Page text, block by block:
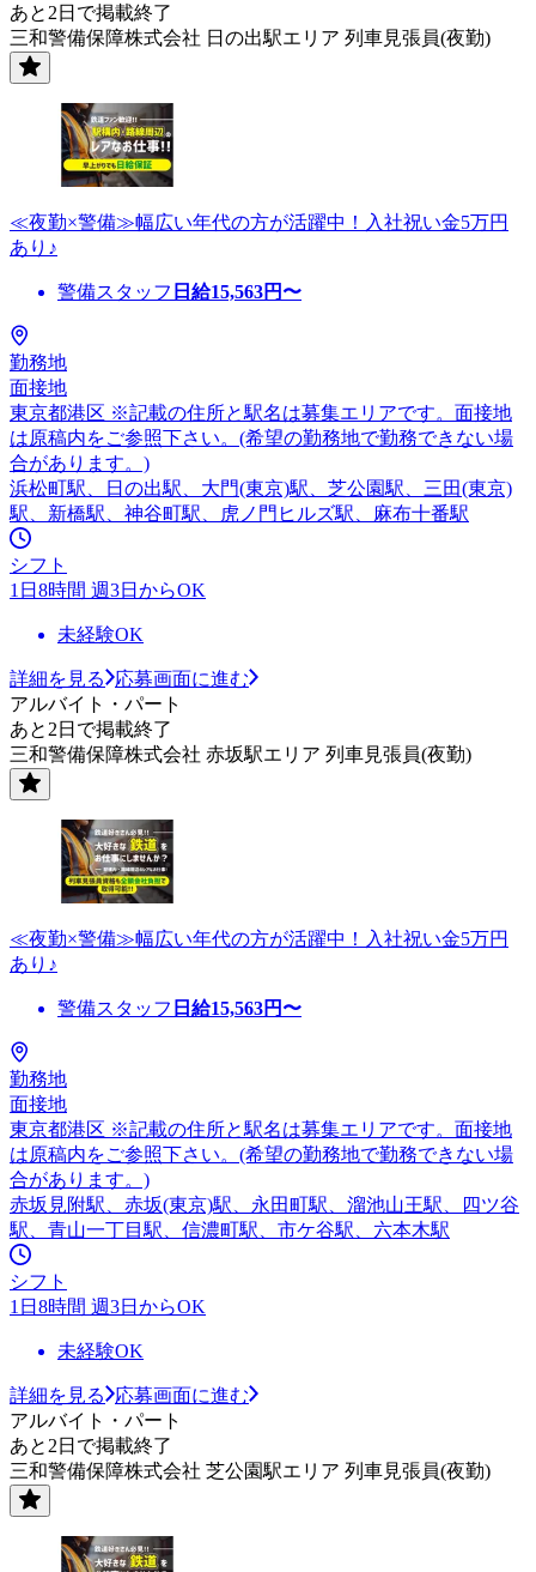
あと2日で掲載終了
三和警備保障株式会社 日の出駅エリア 列車見張員(夜勤)
≪夜勤×警備≫幅広い年代の方が活躍中！入社祝い金5万円
あり♪
警備スタッフ 日給15,563円〜
勤務地
面接地
東京都港区 ※記載の住所と駅名は募集エリアです。面接地
は原稿内をご参照下さい。(希望の勤務地で勤務できない場
合があります。)
浜松町駅、日の出駅、大門(東京)駅、芝公園駅、三田(東京)
駅、新橋駅、神谷町駅、虎ノ門ヒルズ駅、麻布十番駅
シフト
1日8時間 週3日からOK
未経験OK
詳細を見る
応募画面に進む
アルバイト・パート
あと2日で掲載終了
三和警備保障株式会社 赤坂駅エリア 列車見張員(夜勤)
≪夜勤×警備≫幅広い年代の方が活躍中！入社祝い金5万円
あり♪
警備スタッフ 日給15,563円〜
勤務地
面接地
東京都港区 ※記載の住所と駅名は募集エリアです。面接地
は原稿内をご参照下さい。(希望の勤務地で勤務できない場
合があります。)
赤坂見附駅、赤坂(東京)駅、永田町駅、溜池山王駅、四ツ谷
駅、青山一丁目駅、信濃町駅、市ケ谷駅、六本木駅
シフト
1日8時間 週3日からOK
未経験OK
詳細を見る
応募画面に進む
アルバイト・パート
あと2日で掲載終了
三和警備保障株式会社 芝公園駅エリア 列車見張員(夜勤)